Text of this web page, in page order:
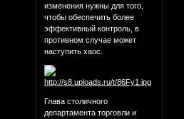
изменения нужны для того,
чтобы обеспечить более
эффективный контроль, в
противном случае может
наступить хаос.
Глава столичного
департамента торговли и